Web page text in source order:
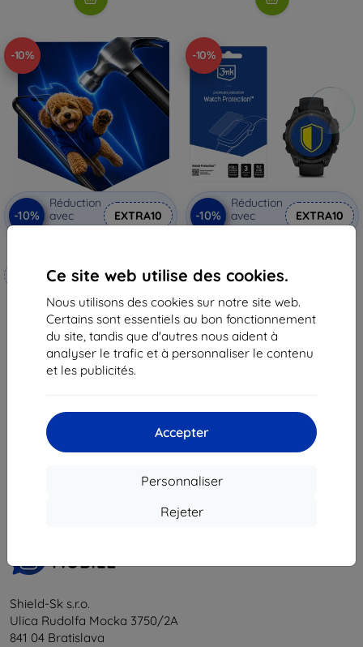
Ce site web utilise des cookies.
Nous utilisons des cookies sur notre site web.
Certains sont essentiels au bon fonctionnement
du site, tandis que d'autres nous aident à
analyser le trafic et à personnaliser le contenu
et les publicités.
Accepter
Personnaliser
Rejeter
-10%
-10%
Réduction
avec
coupon
EXTRA10
Fabriqué sur mesure
20,90 €
18,82 €
En stock 3 pièces
-10%
-10%
Réduction
avec
coupon
EXTRA10
protecteur pour Garmin Tactix 8
47mm
11,90 €
10,72 €
En stock 2 pièces
du total
Shield-Sk s.r.o.
Ulica Rudolfa Mocka 3750/2A
841 04 Bratislava